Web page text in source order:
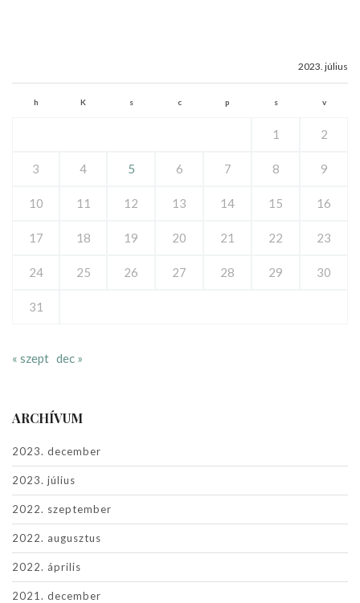
2023. július
h K s c p s v
1 2
3 4 5 6 7 8 9
10 11 12 13 14 15 16
17 18 19 20 21 22 23
24 25 26 27 28 29 30
31
« szept dec »
ARCHÍVUM
2023. december
2023. július
2022. szeptember
2022. augusztus
2022. április
2021. december